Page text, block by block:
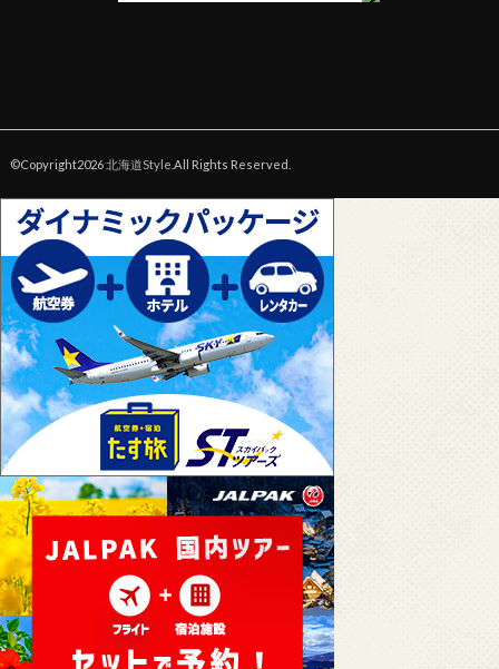
©Copyright2026北海道Style .All Rights Reserved.